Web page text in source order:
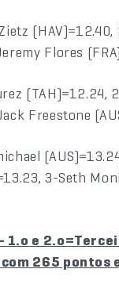
Flores
(TAH)=12.24,
Freestone
3-Seth
– 1.o e
265 pontos